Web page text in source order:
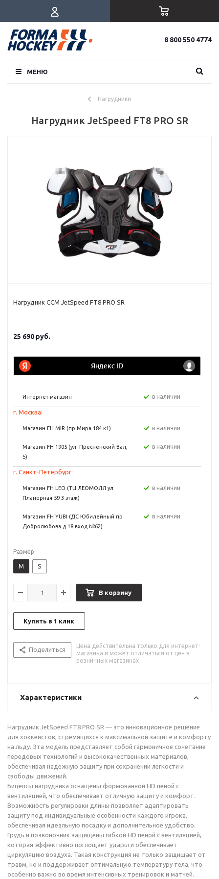
8 800 550 4774
МЕНЮ
Нагрудники
Нагрудник JetSpeed FT8 PRO SR
Нагрудник CCM JetSpeed FT8 PRO SR
25 690 руб.
Интернет-магазин в наличии
г. Москва:
Магазин FH MIR (пр Мира 184 к1) в наличии
Магазин FH 1905 (ул. Пресненский Вал,
5)
в наличии
г. Санкт-Петербург:
Магазин FH LEO (ТЦ ЛЕОМОЛЛ ул
Планерная 59 3 этаж)
в наличии
Магазин FH YUBI (ДС Юбилейный пр
Добролюбова д.18 вход №62)
в наличии
Размер
M S
В корзину
Купить в 1 клик
Поделиться
Цена действительна только для интернет-
магазина и может отличаться от цен в
розничных магазинах
Характеристики
Нагрудник JetSpeed FT8 PRO SR — это инновационное решение
для хоккеистов, стремящихся к максимальной защите и комфорту
на льду. Эта модель представляет собой гармоничное сочетание
передовых технологий и высококачественных материалов,
обеспечивая надежную защиту при сохранении легкости и
свободы движений.
Бицепсы нагрудника оснащены формованной HD пеной с
вентиляцией, что обеспечивает отличную защиту и комфорт.
Возможность регулировки длины позволяет адаптировать
защиту под индивидуальные особенности каждого игрока,
обеспечивая идеальную посадку и дополнительное удобство.
Грудь и позвоночник защищены гибкой HD пеной с вентиляцией,
которая эффективно поглощает удары и обеспечивает
циркуляцию воздуха. Такая конструкция не только защищает от
травм, но и поддерживает оптимальную температуру тела, что
особенно важно во время интенсивных тренировок и матчей.